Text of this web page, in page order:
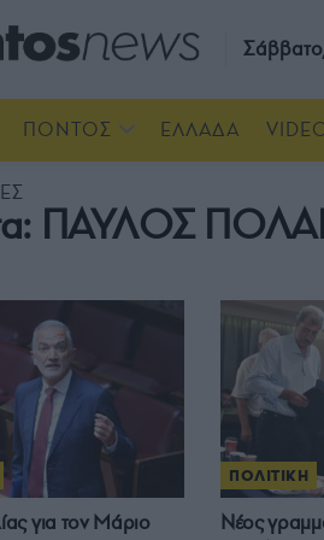
ΠΟΝΤΟΣ ΕΛΛΑΔΑ
ΠΑΥΛΟΣ
για τον Μάριο
ΠΟΛΙΤΙΚΗ
Νέος